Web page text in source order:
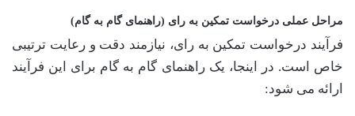
مراحل عملی درخواست تمکین به رای (راهنمای گام به گام)
فرآیند درخواست تمکین به رای، نیازمند دقت و رعایت ترتیبی
خاص است. در اینجا، یک راهنمای گام به گام برای این فرآیند
ارائه می شود: